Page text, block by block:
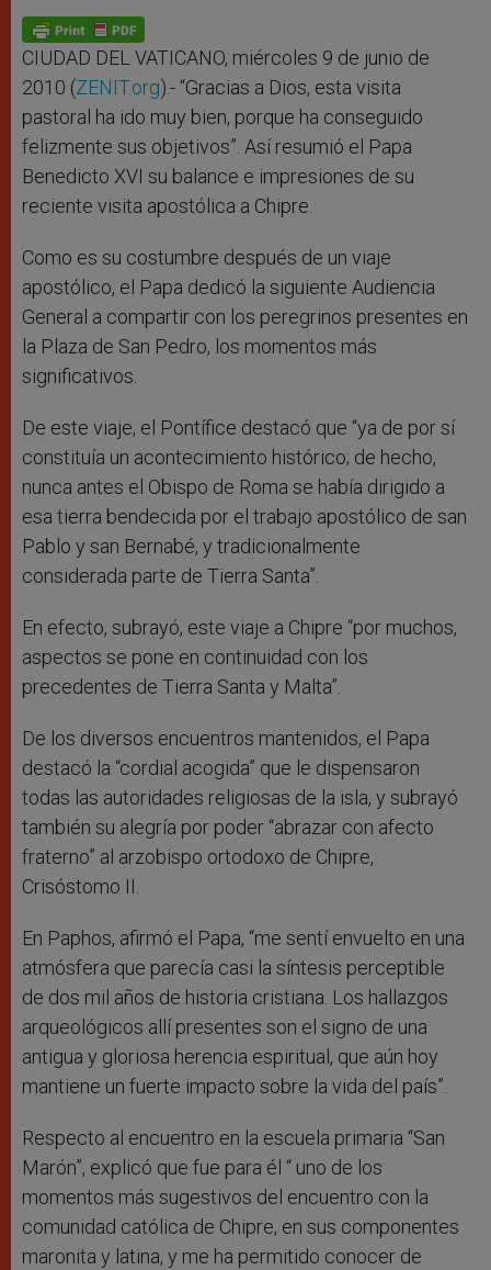
p
p
g
e
r
o
k
CIUDAD DEL VATICANO, miércoles 9 de junio de
2010 (ZENIT.org).- “Gracias a Dios, esta visita
pastoral ha ido muy bien, porque ha conseguido
felizmente sus objetivos”. Así resumió el Papa
Benedicto XVI su balance e impresiones de su
reciente visita apostólica a Chipre.
Como es su costumbre después de un viaje
apostólico, el Papa dedicó la siguiente Audiencia
General a compartir con los peregrinos presentes en
la Plaza de San Pedro, los momentos más
significativos.
De este viaje, el Pontífice destacó que “ya de por sí
constituía un acontecimiento histórico; de hecho,
nunca antes el Obispo de Roma se había dirigido a
esa tierra bendecida por el trabajo apostólico de san
Pablo y san Bernabé, y tradicionalmente
considerada parte de Tierra Santa”.
En efecto, subrayó, este viaje a Chipre “por muchos,
aspectos se pone en continuidad con los
precedentes de Tierra Santa y Malta”.
De los diversos encuentros mantenidos, el Papa
destacó la “cordial acogida” que le dispensaron
todas las autoridades religiosas de la isla, y subrayó
también su alegría por poder “abrazar con afecto
fraterno” al arzobispo ortodoxo de Chipre,
Crisóstomo II.
En Paphos, afirmó el Papa, “me sentí envuelto en una
atmósfera que parecía casi la síntesis perceptible
de dos mil años de historia cristiana. Los hallazgos
arqueológicos allí presentes son el signo de una
antigua y gloriosa herencia espiritual, que aún hoy
mantiene un fuerte impacto sobre la vida del país”.
Respecto al encuentro en la escuela primaria “San
Marón”, explicó que fue para él “ uno de los
momentos más sugestivos del encuentro con la
comunidad católica de Chipre, en sus componentes
maronita y latina, y me ha permitido conocer de